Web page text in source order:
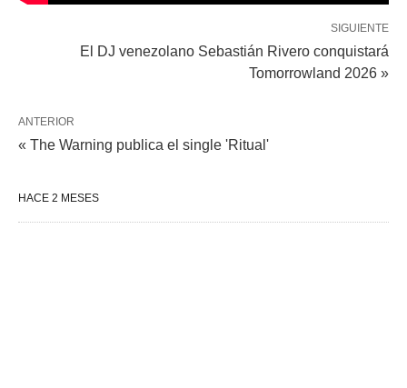
SIGUIENTE
El DJ venezolano Sebastián Rivero conquistará
Tomorrowland 2026 »
ANTERIOR
« The Warning publica el single 'Ritual'
HACE 2 MESES